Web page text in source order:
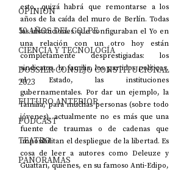
OPINIÓN
50 AÑOS DEL GOLPE
CIENCIA Y TECNOLOGÍA
DOSSIER CONSEJO CONSTITUCIONAL
2023
FUTURO ANTERIOR
PODCAST
TEATRO
PANORAMAS
esto, quizá habrá que remontarse a los
años de la caída del muro de Berlín. Todas
las instituciones que configuraban el Yo en
una relación con un otro hoy están
completamente desprestigiadas: los
sindicatos, la familia, los partidos políticos,
el Estado, las instituciones
gubernamentales. Por dar un ejemplo, la
familia, para muchas personas (sobre todo
jóvenes), actualmente no es más que una
fuente de traumas o de cadenas que
imposibilitan el despliegue de la libertad. Es
cosa de leer a autores como Deleuze y
Guattari, quienes, en su famoso Anti-Edipo,